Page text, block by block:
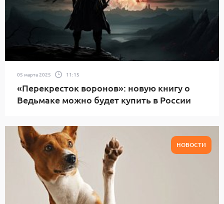
05 марта 2025 11:15
«Перекресток воронов»: новую книгу о
Ведьмаке можно будет купить в России
НОВОСТИ